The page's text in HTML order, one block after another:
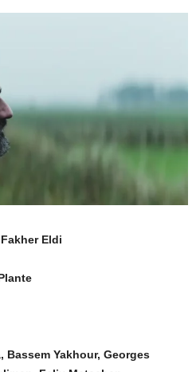
Eldi
Bassem Yakhour, Georges